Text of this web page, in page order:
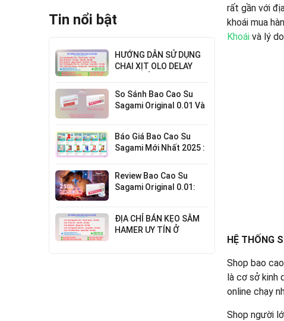
Tin nổi bật
HƯỚNG DẪN SỬ DỤNG
CHAI XỊT OLO DELAY
So Sánh Bao Cao Su
Sagami Original 0.01 Và
Báo Giá Bao Cao Su
Sagami Mới Nhất 2025 :
Review Bao Cao Su
Sagami Original 0.01:
ĐỊA CHỈ BÁN KẸO SÂM
HAMER UY TÍN Ở
rất gần với
khoái mua
Khoái và lý
HỆ THỐNG
Shop bao
là cơ sở kinh
online chạy
Shop người